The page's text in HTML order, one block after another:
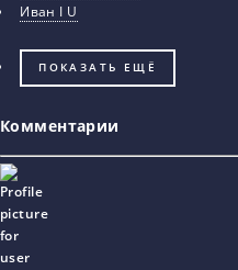
Иван I U
ПОКАЗАТЬ ЕЩЁ
Комментарии